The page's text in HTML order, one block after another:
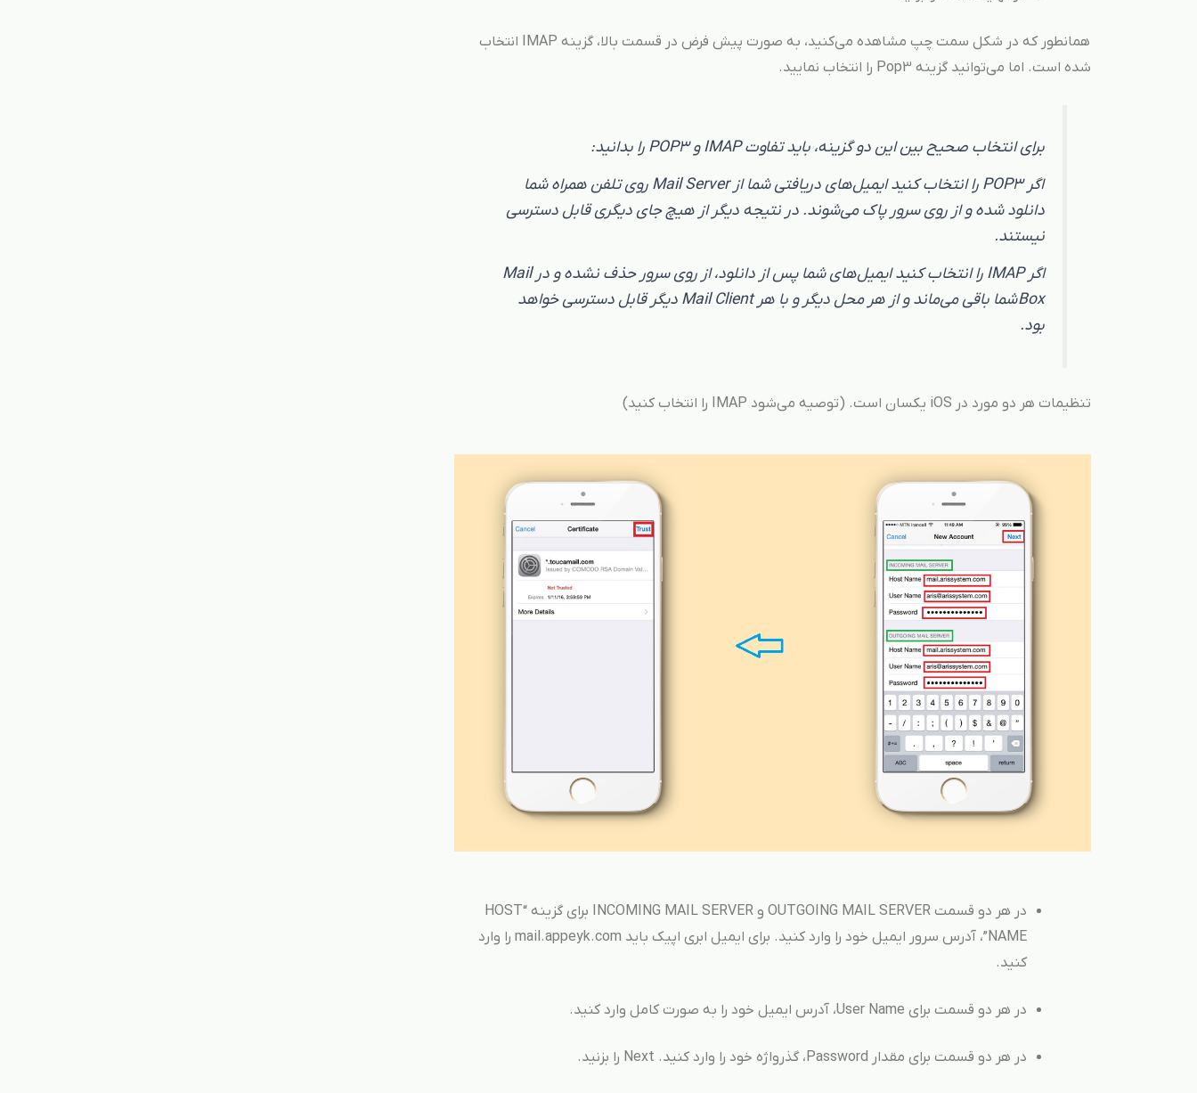
همانطور که در شکل سمت چپ مشاهده می‌کنید، به صورت پیش فرض در قسمت بالا، گزینه IMAP انتخاب
شده است. اما می‌توانید گزینه Pop3 را انتخاب نمایید.
برای انتخاب صحیح بین این دو گزینه، باید تفاوت IMAP و POP3 را بدانید:
اگر POP3 را انتخاب کنید ایمیل‌های دریافتی شما از Mail Server روی تلفن همراه شما
دانلود شده و از روی سرور پاک می‌شوند. در نتیجه دیگر از هیچ جای دیگری قابل دسترسی
نیستند.
اگر IMAP را انتخاب کنید ایمیل‌های شما پس از دانلود، از روی سرور حذف نشده و در Mail
Box شما باقی می‌ماند و از هر محل دیگر و با هر Mail Client دیگر قابل دسترسی خواهد
بود.
تنظیمات هر دو مورد در iOS یکسان است. (توصیه می‌شود IMAP را انتخاب کنید)
در هر دو قسمت OUTGOING MAIL SERVER و INCOMING MAIL SERVER برای گزینه “HOST
NAME”، آدرس سرور ایمیل خود را وارد کنید. برای ایمیل ابری اپیک باید mail.appeyk.com را وارد
کنید.
در هر دو قسمت برای User Name، آدرس ایمیل خود را به صورت کامل وارد کنید.
در هر دو قسمت برای مقدار Password، گذرواژه خود را وارد کنید. Next را بزنید.